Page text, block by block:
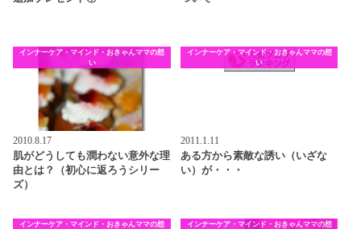
インナーケア・マインド・おきゃんママの想
い
2010.8.17
肌がどうしても潤わない意外な理
由とは？（初心に返ろうシリー
ズ）
インナーケア・マインド・おきゃんママの想
い
2011.1.11
ある方から素敵な誘い（いざな
い）が・・・
インナーケア・マインド・おきゃんママの想
インナーケア・マインド・おきゃんママの想